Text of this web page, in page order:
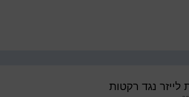
לייזר נגד רקטות